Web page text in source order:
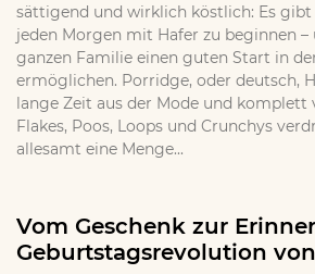
sättigend und wirklich köstlich: Es gibt
jeden Morgen mit Hafer zu beginnen
ganzen Familie einen guten Start in
ermöglichen. Porridge, oder deutsch,
lange Zeit aus der Mode und komplett
Flakes, Poos, Loops und Crunchys
allesamt eine Menge...
Vom Geschenk zur
Geburtstagsrevolution